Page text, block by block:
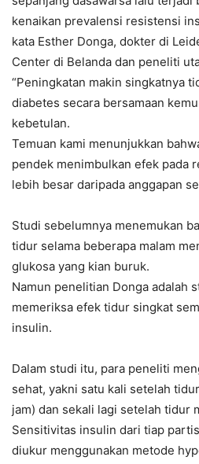
kenaikan prevalensi resistensi
kata Esther Donga, dokter di
Center di Belanda dan peneliti
“Peningkatan makin singkatnya
diabetes secara bersamaan
kebetulan.
Temuan kami menunjukkan
pendek menimbulkan efek pada
lebih besar daripada anggapan
Studi sebelumnya menemukan
tidur selama beberapa malam
glukosa yang kian buruk.
Namun penelitian Donga adalah
memeriksa efek tidur singkat
insulin.
Dalam studi itu, para peneliti
sehat, yakni satu kali setelah
jam) dan sekali lagi setelah tidur
Sensitivitas insulin dari tiap
diukur menggunakan metode